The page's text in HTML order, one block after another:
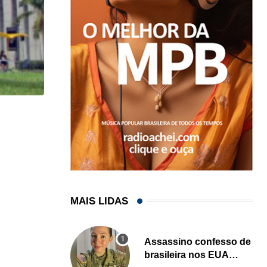
HISTÓRICO
Açaí é reconhecido oficialmente como fruto
21/01/2026
MAIS LIDAS
Assassino confesso de
brasileira nos EUA